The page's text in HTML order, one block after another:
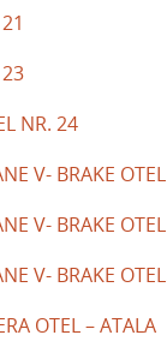
NR. 24
V- BRAKE
V- BRAKE
V- BRAKE
OTEL – ATALA